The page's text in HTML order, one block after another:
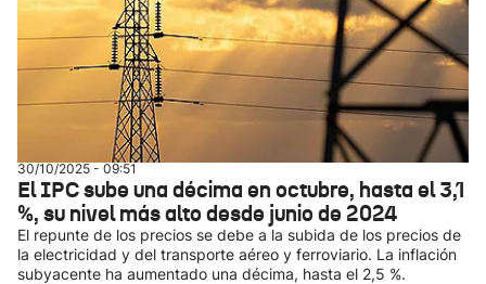
30/10/2025 - 09:51
El IPC sube una décima en octubre, hasta el 3,1
%, su nivel más alto desde junio de 2024
El repunte de los precios se debe a la subida de los precios de
la electricidad y del transporte aéreo y ferroviario. La inflación
subyacente ha aumentado una décima, hasta el 2,5 %.